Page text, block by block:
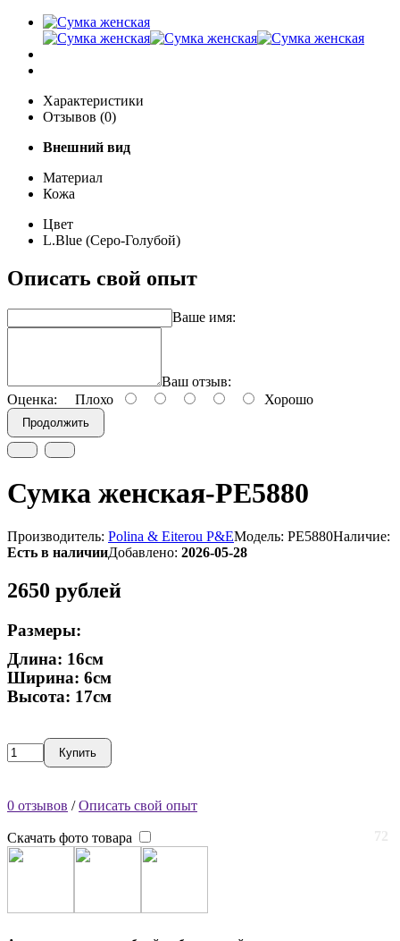
Характеристики
Отзывов (0)
Внешний вид
Материал
Кожа
Цвет
L.Blue (Серо-Голубой)
Описать свой опыт
Ваше имя:
Ваш отзыв:
Оценка: Плохо Хорошо
Продолжить
Сумка женская-PE5880
Производитель: Polina & Eiterou P&EМодель: PE5880Наличие:
Есть в наличииДобавлено: 2026-05-28
2650 рублей
Размеры:
Длина: 16см
Ширина: 6см
Высота: 17см
Купить
0 отзывов /Описать свой опыт
Скачать фото товара